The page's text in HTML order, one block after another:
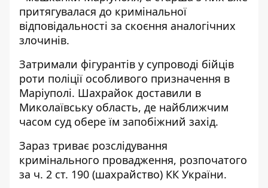
притягувалася до кримінальної
відповідальності за скоєння аналогічних
злочинів.
Затримали фігурантів у супроводі бійців
роти поліції особливого призначення в
Маріуполі. Шахрайок доставили в
Миколаївську область, де найближчим
часом суд обере їм запобіжний захід.
Зараз триває розслідування
кримінального провадження, розпочатого
за ч. 2 ст. 190 (шахрайство) КК України.